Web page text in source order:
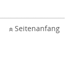
Seitenanfang